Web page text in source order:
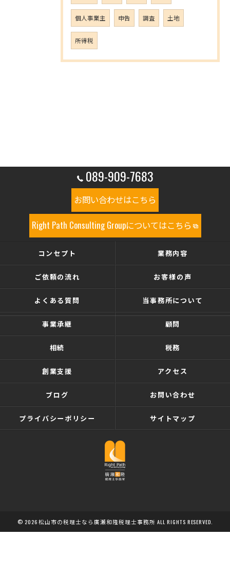
個人事業主 申告 調査 土地
所得税
089-909-7683
お問い合わせはこちら
Right Path Consulting Groupについてはこちら
コンセプト 業務内容
ご依頼の流れ お客様の声
よくある質問 当事務所について
事業承継 顧問
相続 税務
創業支援 アクセス
ブログ お問い合わせ
プライバシーポリシー サイトマップ
© 2026 松山市の税理士なら廣瀬和隆税理士事務所 ALL RIGHTS RESERVED.